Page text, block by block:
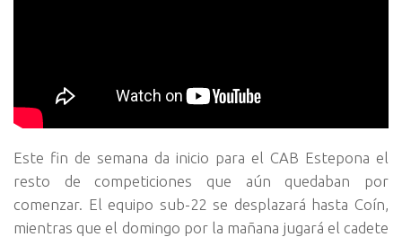
Este fin de semana da inicio para el CAB Estepona el
resto de competiciones que aún quedaban por
comenzar. El equipo sub-22 se desplazará hasta Coín,
mientras que el domingo por la mañana jugará el cadete